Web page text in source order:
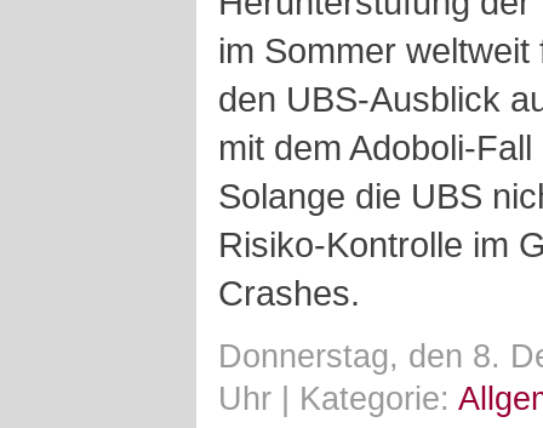
im Sommer
den UBS-Ausblick
mit dem Adoboli-
Solange die UBS
Risiko-Kontrolle im
Crashes.
Donnerstag, den 8.
Uhr | Kategorie: